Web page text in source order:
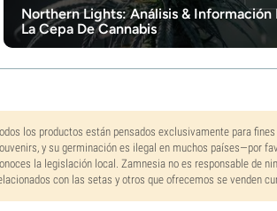
Northern Lights: Análisis & Información
La Cepa De Cannabis
los productos están pensados exclusivamente para
y su germinación es ilegal en muchos países—por
la legislación local. Zamnesia no es responsable de
con las setas y otros que ofrecemos se venden